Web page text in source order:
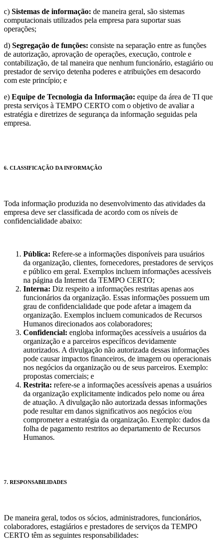
c) Sistemas de informação: de maneira geral, são sistemas
computacionais utilizados pela empresa para suportar suas
operações;
d) Segregação de funções: consiste na separação entre as funções
de autorização, aprovação de operações, execução, controle e
contabilização, de tal maneira que nenhum funcionário, estagiário ou
prestador de serviço detenha poderes e atribuições em desacordo
com este princípio; e
e) Equipe de Tecnologia da Informação: equipe da área de TI que
presta serviços à TEMPO CERTO com o objetivo de avaliar a
estratégia e diretrizes de segurança da informação seguidas pela
empresa.
6. CLASSIFICAÇÃO DA INFORMAÇÃO
Toda informação produzida no desenvolvimento das atividades da
empresa deve ser classificada de acordo com os níveis de
confidencialidade abaixo:
Pública: Refere-se a informações disponíveis para usuários
da organização, clientes, fornecedores, prestadores de serviços
e público em geral. Exemplos incluem informações acessíveis
na página da Internet da TEMPO CERTO;
Interna: Diz respeito a informações restritas apenas aos
funcionários da organização. Essas informações possuem um
grau de confidencialidade que pode afetar a imagem da
organização. Exemplos incluem comunicados de Recursos
Humanos direcionados aos colaboradores;
Confidencial: engloba informações acessíveis a usuários da
organização e a parceiros específicos devidamente
autorizados. A divulgação não autorizada dessas informações
pode causar impactos financeiros, de imagem ou operacionais
nos negócios da organização ou de seus parceiros. Exemplo:
propostas comerciais; e
Restrita: refere-se a informações acessíveis apenas a usuários
da organização explicitamente indicados pelo nome ou área
de atuação. A divulgação não autorizada dessas informações
pode resultar em danos significativos aos negócios e/ou
comprometer a estratégia da organização. Exemplo: dados da
folha de pagamento restritos ao departamento de Recursos
Humanos.
7. RESPONSABILIDADES
De maneira geral, todos os sócios, administradores, funcionários,
colaboradores, estagiários e prestadores de serviços da TEMPO
CERTO têm as seguintes responsabilidades: